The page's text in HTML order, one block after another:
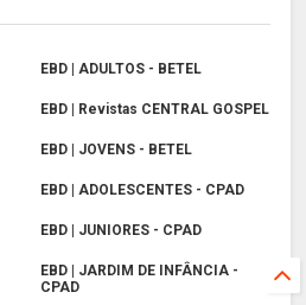
EBD | ADULTOS - BETEL
EBD | Revistas CENTRAL GOSPEL
EBD | JOVENS - BETEL
EBD | ADOLESCENTES - CPAD
EBD | JUNIORES - CPAD
EBD | JARDIM DE INFÂNCIA -
CPAD